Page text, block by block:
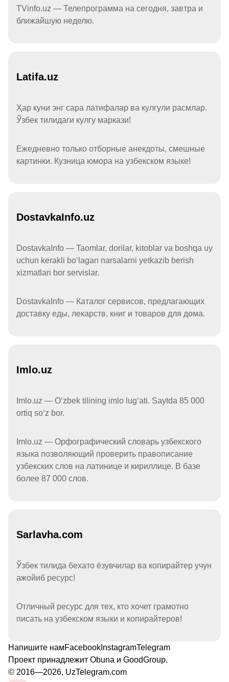
TVinfo.uz — Телепрограмма на сегодня, завтра и
ближайшую неделю.
Latifa.uz
Ҳар куни энг сара латифалар ва кулгули расмлар.
Ўзбек тилидаги кулгу маркази!
Ежедневно только отборные анекдоты, смешные
картинки. Кузница юмора на узбекском языке!
DostavkaInfo.uz
DostavkaInfo — Taomlar, dorilar, kitoblar va boshqa uy
uchun kerakli boʻlagan narsalarni yetkazib berish
xizmatlari bor servislar.
DostavkaInfo — Каталог сервисов, предлагающих
доставку еды, лекарств, книг и товаров для дома.
Imlo.uz
Imlo.uz — Oʻzbek tilining imlo lugʻati. Saytda 85 000
ortiq soʻz bor.
Imlo.uz — Орфографический словарь узбекского
языка позволяющий проверить правописание
узбекских слов на латинице и кириллице. В базе
более 87 000 слов.
Sarlavha.com
Ўзбек тилида бехато ёзувчилар ва копирайтер учун
ажойиб ресурс!
Отличный ресурс для тех, кто хочет грамотно
писать на узбекском языки и копирайтеров!
Напишите намFacebook InstagramTelegram
Проект принадлежит Obuna и GoodGroup.
© 2016—2026, UzTelegram.com